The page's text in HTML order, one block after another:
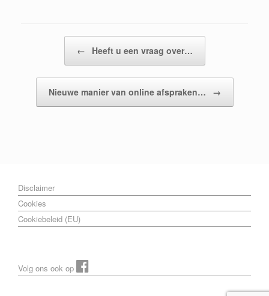
← Heeft u een vraag over…
Nieuwe manier van online afspraken… →
Disclaimer
Cookies
Cookiebeleid (EU)
Volg ons ook op